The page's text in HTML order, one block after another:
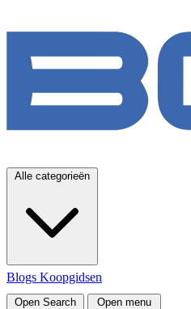
Alle categorieën
Blogs Koopgidsen
Open Search Open menu